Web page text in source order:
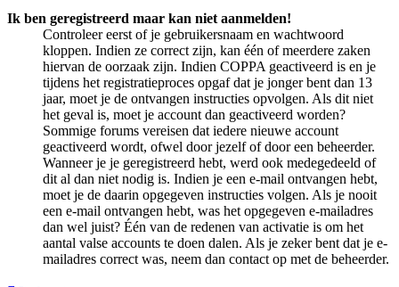
Ik ben geregistreerd maar kan niet aanmelden!
Controleer eerst of je gebruikersnaam en wachtwoord
kloppen. Indien ze correct zijn, kan één of meerdere zaken
hiervan de oorzaak zijn. Indien COPPA geactiveerd is en je
tijdens het registratieproces opgaf dat je jonger bent dan 13
jaar, moet je de ontvangen instructies opvolgen. Als dit niet
het geval is, moet je account dan geactiveerd worden?
Sommige forums vereisen dat iedere nieuwe account
geactiveerd wordt, ofwel door jezelf of door een beheerder.
Wanneer je je geregistreerd hebt, werd ook medegedeeld of
dit al dan niet nodig is. Indien je een e-mail ontvangen hebt,
moet je de daarin opgegeven instructies volgen. Als je nooit
een e-mail ontvangen hebt, was het opgegeven e-mailadres
dan wel juist? Één van de redenen van activatie is om het
aantal valse accounts te doen dalen. Als je zeker bent dat je e-
mailadres correct was, neem dan contact op met de beheerder.